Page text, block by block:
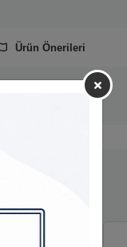
Ürün Önerileri